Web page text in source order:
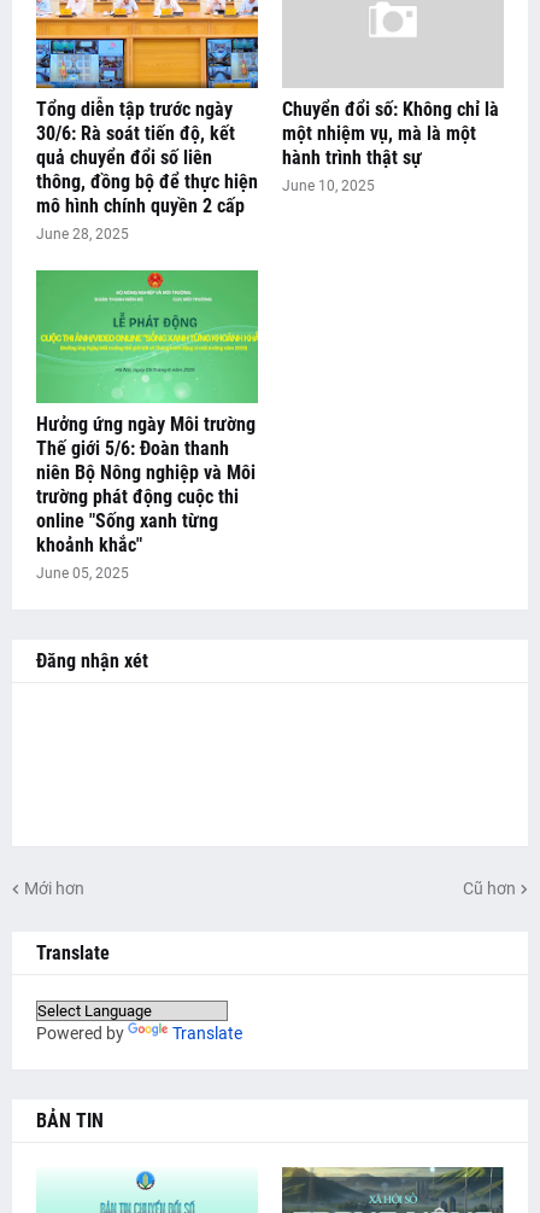
Tổng diễn tập trước ngày
30/6: Rà soát tiến độ, kết
quả chuyển đổi số liên
thông, đồng bộ để thực hiện
mô hình chính quyền 2 cấp
June 28, 2025
Chuyển đổi số: Không chỉ là
một nhiệm vụ, mà là một
hành trình thật sự
June 10, 2025
Hưởng ứng ngày Môi trường
Thế giới 5/6: Đoàn thanh
niên Bộ Nông nghiệp và Môi
trường phát động cuộc thi
online "Sống xanh từng
khoảnh khắc"
June 05, 2025
Đăng nhận xét
Mới hơn Cũ hơn
Translate
Powered by Translate
BẢN TIN